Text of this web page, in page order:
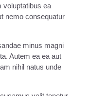
voluptatibus ea
nemo consequatur
minus magni
Autem ea ea aut
nihil natus unde